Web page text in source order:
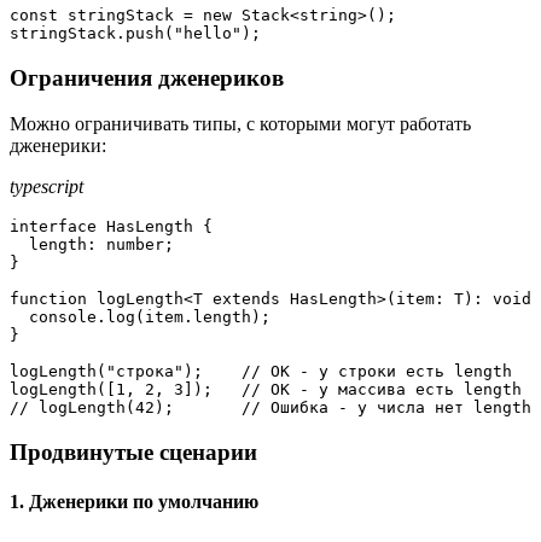
const stringStack = new Stack<string>();
stringStack. push ( "hello" );
Ограничения дженериков
Можно ограничивать типы, с которыми могут работать
дженерики:
typescript
interface HasLength {
length : number;
}
function logLength<T extends HasLength>( item : T): void
console . log (item. length );
}
logLength ( "строка" ); // OK - у строки есть length
logLength ([ 1 , 2 , 3 ]); // OK - у массива есть length
// logLength(42);       // Ошибка - у числа нет length
Продвинутые сценарии
1. Дженерики по умолчанию